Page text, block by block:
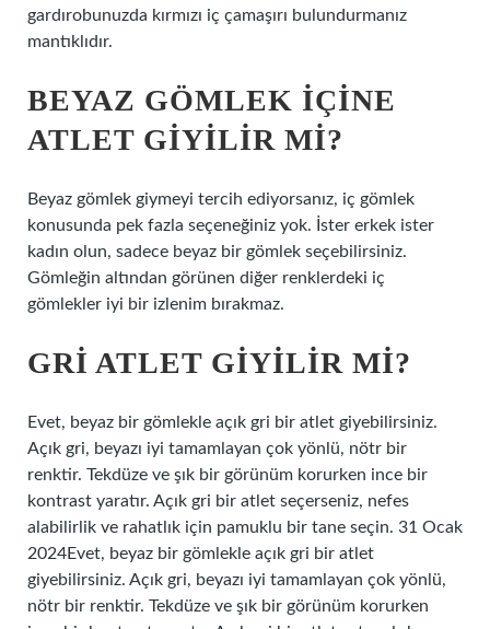
gardırobunuzda kırmızı iç çamaşırı bulundurmanız
mantıklıdır.
BEYAZ GÖMLEK IÇINE
ATLET GIYILIR MI?
Beyaz gömlek giymeyi tercih ediyorsanız, iç gömlek
konusunda pek fazla seçeneğiniz yok. İster erkek ister
kadın olun, sadece beyaz bir gömlek seçebilirsiniz.
Gömleğin altından görünen diğer renklerdeki iç
gömlekler iyi bir izlenim bırakmaz.
GRI ATLET GIYILIR MI?
Evet, beyaz bir gömlekle açık gri bir atlet giyebilirsiniz.
Açık gri, beyazı iyi tamamlayan çok yönlü, nötr bir
renktir. Tekdüze ve şık bir görünüm korurken ince bir
kontrast yaratır. Açık gri bir atlet seçerseniz, nefes
alabilirlik ve rahatlık için pamuklu bir tane seçin. 31 Ocak
2024Evet, beyaz bir gömlekle açık gri bir atlet
giyebilirsiniz. Açık gri, beyazı iyi tamamlayan çok yönlü,
nötr bir renktir. Tekdüze ve şık bir görünüm korurken